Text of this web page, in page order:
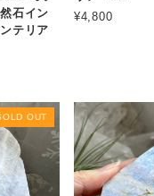
石イン
テリア
¥4,800
OUT